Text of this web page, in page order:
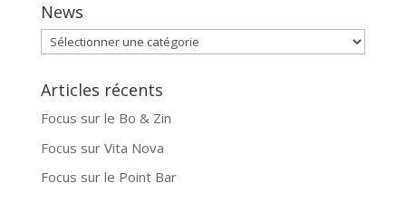
News
News
Articles récents
Focus sur le Bo & Zin
Focus sur Vita Nova
Focus sur le Point Bar